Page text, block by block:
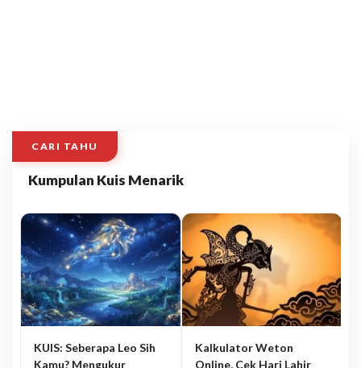
CARI TAHU
Kumpulan Kuis Menarik
KUIS: Seberapa Leo Sih
Kamu? Mengukur
Kalkulator Weton
Online, Cek Hari Lahir